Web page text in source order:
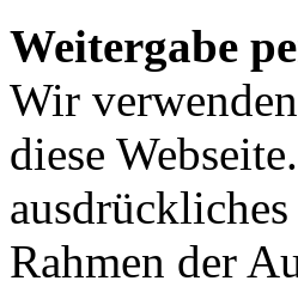
Weitergabe
Wir
diese
Rahmen der